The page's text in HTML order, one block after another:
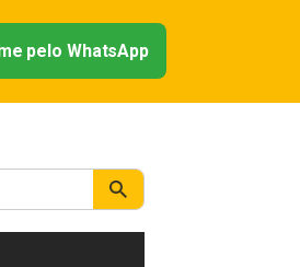
pelo WhatsApp